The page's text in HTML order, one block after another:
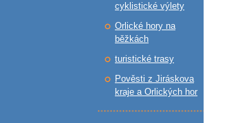
cyklistické výlety
Orlické hory na
běžkách
turistické trasy
Pověsti z Jiráskova
kraje a Orlických hor